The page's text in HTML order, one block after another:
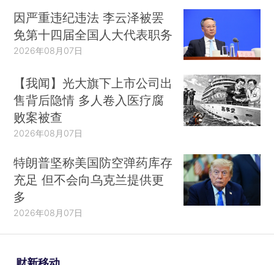
因严重违纪违法 李云泽被罢
免第十四届全国人大代表职务
2026年08月07日
【我闻】光大旗下上市公司出
售背后隐情 多人卷入医疗腐
败案被查
2026年08月07日
特朗普坚称美国防空弹药库存
充足 但不会向乌克兰提供更
多
2026年08月07日